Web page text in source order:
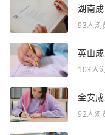
湖南
93人浏
英山
103人
金安
92人浏